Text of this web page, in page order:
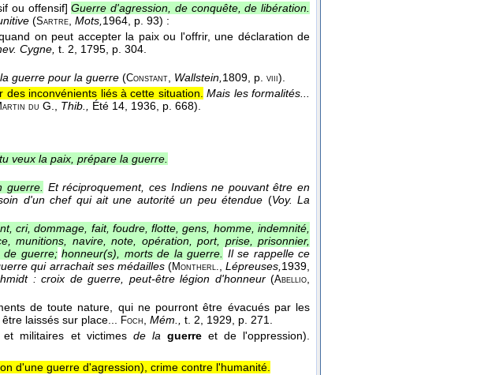
ou offensif] Guerre d'agression, de conquête, de libération.
(Sartre Mots, 1964 , p. 93) :
on peut accepter la paix ou l'offrir, une déclaration de
Cygne, t. 2 , 1795 , p. 304.
guerre pour la guerre (Constant Wallstein, 1809 , p. viii).
des inconvénients liés à cette situation. Mais les formalités...
du G. Thib., Été 14 , 1936 , p. 668).
veux la paix, prépare la guerre.
guerre. Et réciproquement, ces Indiens ne pouvant être en
d'un chef qui ait une autorité un peu étendue (Voy. La
cri, dommage, fait, foudre, flotte, gens, homme, indemnité,
munitions, navire, note, opération, port, prise, prisonnier,
de guerre; honneur(s), morts de la guerre. Il se rappelle ce
qui arrachait ses médailles (Montherl., Lépreuses,1939,
: croix de guerre, peut-être légion d'honneur (Abellio,
de toute nature, qui ne pourront être évacués par les
laissés sur place... Foch, Mém., t. 2, 1929, p. 271.
militaires et victimes de la guerre et de l'oppression).
d'une guerre d'agression), crime contre l'humanité.